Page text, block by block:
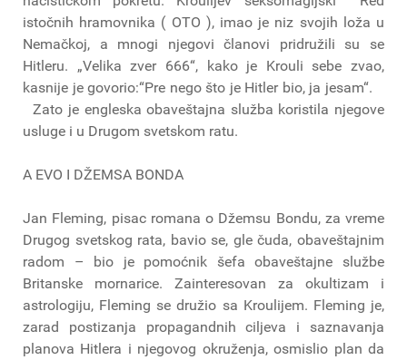
istočnih hramovnika ( OTO ), imao je niz svojih loža u
Nemačkoj, a mnogi njegovi članovi pridružili su se
Hitleru. „Velika zver 666“, kako je Krouli sebe zvao,
kasnije je govorio:“Pre nego što je Hitler bio, ja jesam“.
Zato je engleska obaveštajna služba koristila njegove
usluge i u Drugom svetskom ratu.
A EVO I DŽEMSA BONDA
Jan Fleming, pisac romana o Džemsu Bondu, za vreme
Drugog svetskog rata, bavio se, gle čuda, obaveštajnim
radom – bio je pomoćnik šefa obaveštajne službe
Britanske mornarice. Zainteresovan za okultizam i
astrologiju, Fleming se družio sa Kroulijem. Fleming je,
zarad postizanja propagandnih ciljeva i saznavanja
planova Hitlera i njegovog okruženja, osmislio plan da